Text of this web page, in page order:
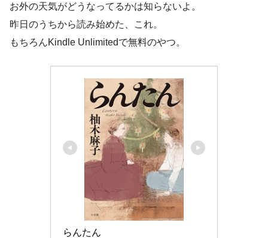
お外の天気がどうなってるかは知らないよ。
昨日のうちから読み始めた、これ。
もちろんKindle Unlimitedで無料のやつ。
らんたん